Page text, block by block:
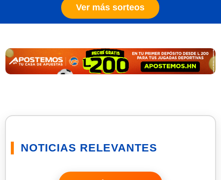
Ver más sorteos
NOTICIAS RELEVANTES